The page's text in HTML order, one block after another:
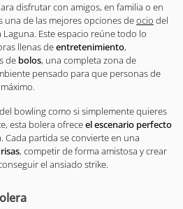
disfrutar con amigos, en familia o en
una de las mejores opciones deocio del
Este espacio reúne todo lo
llenas deentretenimiento,
de bolos, una completa zona de
pensado para que personas de
bowling como si simplemente quieres
esta bolera ofreceel escenario perfecto
Cada partida se convierte en una
, competir de forma amistosa y crear
el ansiado strike.